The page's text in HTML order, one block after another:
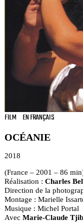
FILM EN FRANÇAIS
OCÉANIE
2018
(France – 2001 – 86
Réalisation : Charles
Direction de la
Montage : Marielle
Musique : Michel Portal
Avec Marie-Claude